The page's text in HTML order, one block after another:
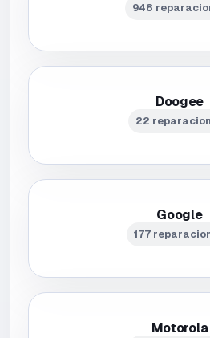
948
Doogee
22
Google
177
Motorola